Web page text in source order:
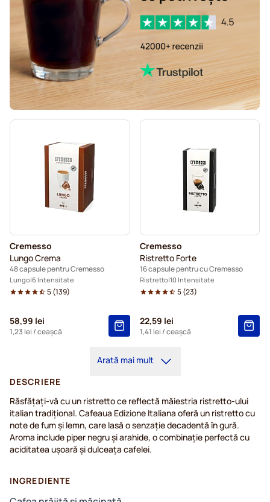
Cremesso
Lungo Crema
48 capsule pentru Cremesso
Lungo 6 Intensitate
5(139)
58,99 lei
1,23 lei / ceașcă
Cremesso
Ristretto Forte
16 capsule pentru cu Cremesso
Ristretto 10 Intensitate
5(23)
22,59 lei
1,41 lei / ceașcă
Arată mai mult
DESCRIERE
Răsfățați-vă cu un ristretto ce reflectă măiestria ristretto-ului
italian tradițional. Cafeaua Edizione Italiana oferă un ristretto cu
note de fum și lemn, care lasă o senzație decadentă în gură.
Aroma include piper negru și arahide, o combinație perfectă cu
aciditatea ușoară și dulceața cafelei.
INGREDIENTE